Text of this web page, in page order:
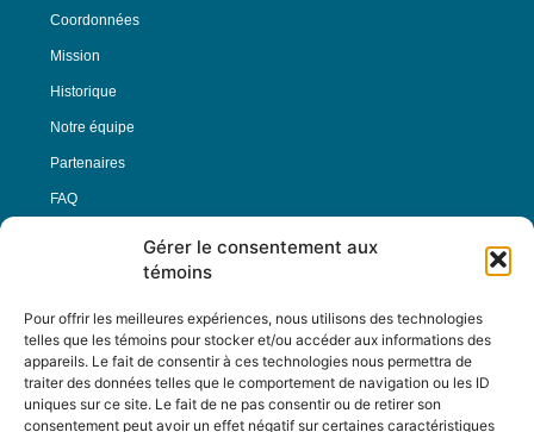
Gérer le consentement aux
témoins
Pour offrir les meilleures expériences, nous utilisons des technologies
telles que les témoins pour stocker et/ou accéder aux informations des
appareils. Le fait de consentir à ces technologies nous permettra de
traiter des données telles que le comportement de navigation ou les ID
uniques sur ce site. Le fait de ne pas consentir ou de retirer son
consentement peut avoir un effet négatif sur certaines caractéristiques
Coordonnées
Mission
Historique
Notre équipe
Partenaires
FAQ
Nous Suivre